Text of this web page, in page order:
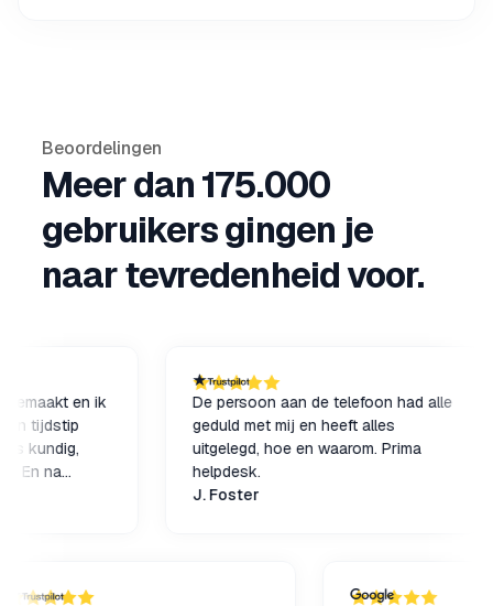
Beoordelingen
Meer dan 175.000
gebruikers gingen je
naar tevredenheid voor.
en ik
tijdstip
kundig,
na
De persoon aan de telefoon had alle
geduld met mij en heeft alles
uitgelegd, hoe en waarom. Prima
helpdesk.
J. Foster